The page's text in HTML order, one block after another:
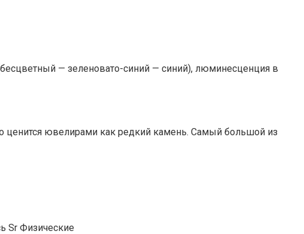
— зеленовато-синий — синий), люминесценция в
ценится ювелирами как редкий камень. Самый большой из
Sr Физические